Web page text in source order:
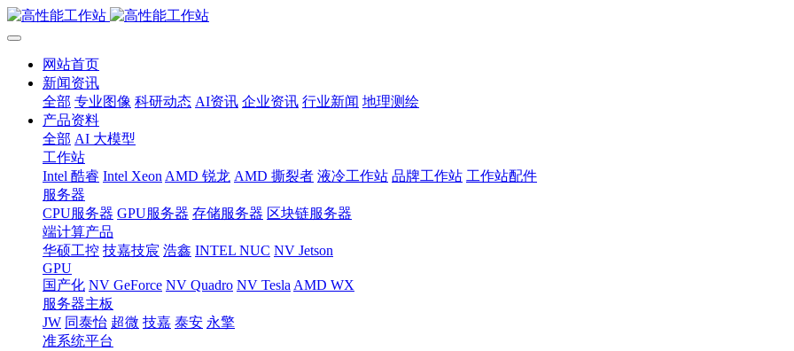
网站首页
新闻资讯
全部 专业图像 科研动态 AI资讯 企业资讯 行业新闻 地理测绘
产品资料
全部 AI 大模型
工作站
Intel 酷睿 Intel Xeon AMD 锐龙 AMD 撕裂者 液冷工作站 品牌工作站 工作站配件
服务器
CPU服务器 GPU服务器 存储服务器 区块链服务器
端计算产品
华硕工控 技嘉技宸 浩鑫 INTEL NUC NV Jetson
GPU
国产化 NV GeForce NV Quadro NV Tesla AMD WX
服务器主板
JW 同泰怡 超微 技嘉 泰安 永擎
准系统平台